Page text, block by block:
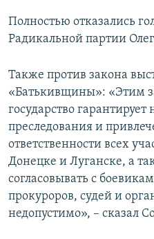
Полностью отказались
Радикальной партии
Также против закона
«Батькивщины»: «Этим
государство
преследования и
ответственности всех
Донецке и Луганске, а
согласовывать с
прокуроров, судей и
недопустимо», – сказал